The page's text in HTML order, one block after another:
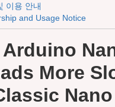
이용 안내
and Usage Notice
More
Nano